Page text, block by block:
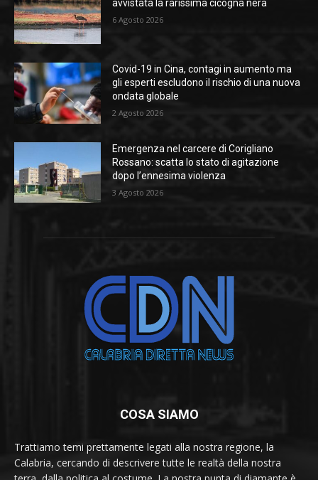
avvistata la rarissima cicogna nera
6 Agosto 2026
Covid-19 in Cina, contagi in aumento ma
gli esperti escludono il rischio di una nuova
ondata globale
2 Agosto 2026
Emergenza nel carcere di Corigliano
Rossano: scatta lo stato di agitazione
dopo l’ennesima violenza
3 Agosto 2026
COSA SIAMO
Trattiamo temi prettamente legati alla nostra regione, la
Calabria, cercando di descrivere tutte le realtà della nostra